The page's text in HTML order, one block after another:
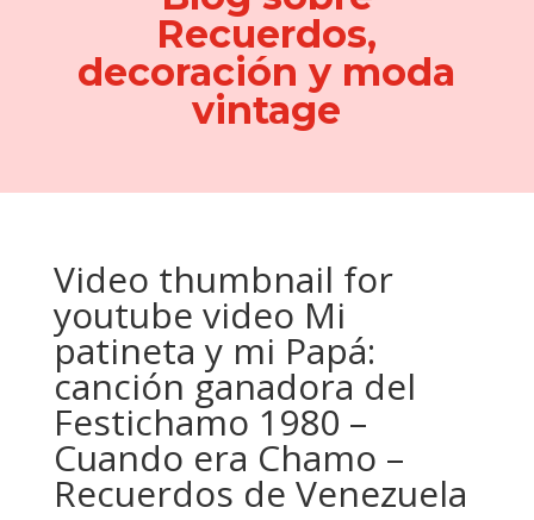
Recuerdos,
decoración y moda
vintage
Video thumbnail for
youtube video Mi
patineta y mi Papá:
canción ganadora del
Festichamo 1980 –
Cuando era Chamo –
Recuerdos de Venezuela